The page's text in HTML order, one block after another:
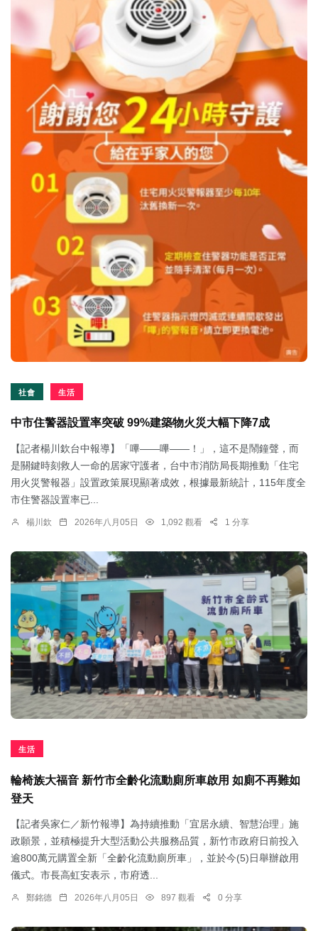
社會 生活
中市住警器設置率突破 99%建築物火災大幅下降7成
【記者楊川欽台中報導】「嗶——嗶——！」，這不是鬧鐘聲，而
是關鍵時刻救人一命的居家守護者，台中市消防局長期推動「住宅
用火災警報器」設置政策展現顯著成效，根據最新統計，115年度全
市住警器設置率已...
楊川欽 2026年八月05日 1,092 觀看 1 分享
生活
輪椅族大福音 新竹市全齡化流動廁所車啟用 如廁不再難如
登天
【記者吳家仁／新竹報導】為持續推動「宜居永續、智慧治理」施
政願景，並積極提升大型活動公共服務品質，新竹市政府日前投入
逾800萬元購置全新「全齡化流動廁所車」，並於今(5)日舉辦啟用
儀式。市長高虹安表示，市府透...
鄭銘德 2026年八月05日 897 觀看 0 分享